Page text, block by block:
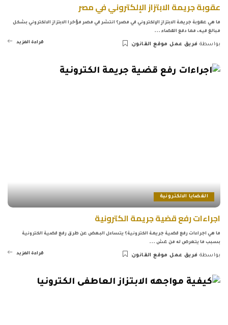
عقوبة جريمة الابتزاز الإلكتروني في مصر
ما هي عقوبة جريمة الابتزاز الإلكتروني في مصر؟ انتشر في مصر مؤخرا الابتزاز الالكتروني بشكل
مبالغ فيه، مما دفع القضاء ...
بواسطة فريق عمل موقع القانون قراءة المزيد
القضايا الالكترونية
اجراءات رفع قضية جريمة الكترونية
ما هي اجراءات رفع قضية جريمة الكترونية؟ يتساءل البعض عن طرق رفع قضية الكترونية
بسبب ما يتعرض له من غش ...
Posted
بواسطة فريق عمل موقع القانون قراءة المزيد